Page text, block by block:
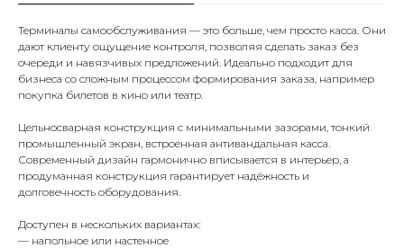
Терминалы самообслуживания — это больше, чем просто касса. Они
дают клиенту ощущение контроля, позволяя сделать заказ без
очереди и навязчивых предложений. Идеально подходит для
бизнеса со сложным процессом формирования заказа, например
покупка билетов в кино или театр.
Цельносварная конструкция с минимальными зазорами, тонкий
промышленный экран, встроенная антивандальная касса.
Современный дизайн гармонично вписывается в интерьер, а
продуманная конструкция гарантирует надёжность и
долговечность оборудования.
Доступен в нескольких вариантах:
— напольное или настенное